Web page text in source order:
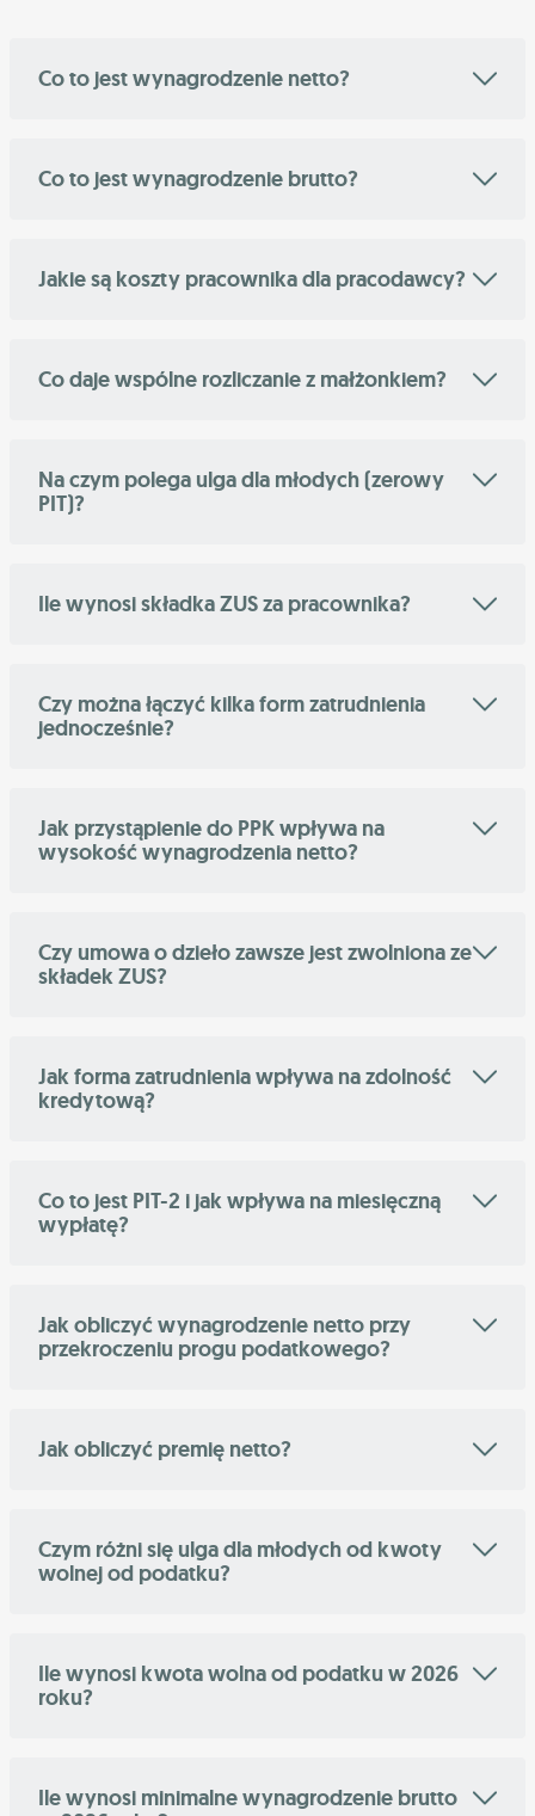
Co to jest wynagrodzenie netto?
Co to jest wynagrodzenie brutto?
Jakie są koszty pracownika dla pracodawcy?
Co daje wspólne rozliczanie z małżonkiem?
Na czym polega ulga dla młodych (zerowy
PIT)?
Ile wynosi składka ZUS za pracownika?
Czy można łączyć kilka form zatrudnienia
jednocześnie?
Jak przystąpienie do PPK wpływa na
wysokość wynagrodzenia netto?
Czy umowa o dzieło zawsze jest zwolniona ze
składek ZUS?
Jak forma zatrudnienia wpływa na zdolność
kredytową?
Co to jest PIT-2 i jak wpływa na miesięczną
wypłatę?
Jak obliczyć wynagrodzenie netto przy
przekroczeniu progu podatkowego?
Jak obliczyć premię netto?
Czym różni się ulga dla młodych od kwoty
wolnej od podatku?
Ile wynosi kwota wolna od podatku w 2026
roku?
Ile wynosi minimalne wynagrodzenie brutto